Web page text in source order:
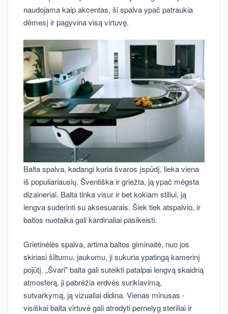
naudojama kaip akcentas, ši spalva ypač patraukia
dėmesį ir pagyvina visą virtuvę.
Balta spalva, kadangi kuria švaros įspūdį, lieka viena
iš populiariausių. Šventiška ir griežta, ją ypač mėgsta
dizaineriai. Balta tinka visur ir bet kokiam stiliui, ją
lengva suderinti su aksesuarais. Šiek tiek atspalvio, ir
baltos nuotaika gali kardinaliai pasikeisti.
Grietinėlės spalva, artima baltos giminaitė, nuo jos
skiriasi šiltumu, jaukumu, ji sukuria ypatingą kamerinį
pojūtį. „Švari" balta gali suteikti patalpai lengvą skaidrią
atmosferą, ji pabrėžia erdvės surikiavimą,
sutvarkymą, ją vizualiai didina. Vienas minusas -
visiškai balta virtuvė gali atrodyti pernelyg steriliai ir